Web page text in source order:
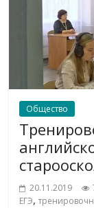
Общество
20.11.2019
ЕГЭ,